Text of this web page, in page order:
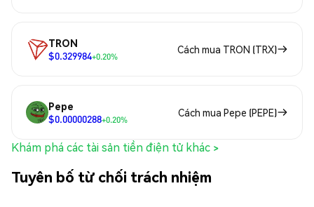
TRON
$0.329984+0.20%
Cách mua TRON (TRX)
Pepe
$0.00000288+0.20%
Cách mua Pepe (PEPE)
Khám phá các tài sản tiền điện tử khác >
Tuyên bố từ chối trách nhiệm